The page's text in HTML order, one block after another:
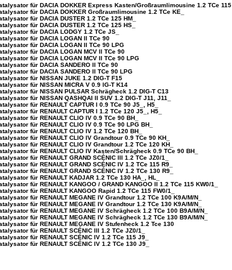
für DACIA DOKKER Express Kasten/Großraumlimousine 1.2 TCe 115
für DACIA DOKKER Großraumlimousine 1.2 TCe KE_
für DACIA DUSTER 1.2 TCe 125 HM_
für DACIA DUSTER 1.2 TCe 125 HS_
für DACIA LODGY 1.2 TCe JS_
für DACIA LOGAN II TCe 90
für DACIA LOGAN II TCe 90 LPG
für DACIA LOGAN MCV II TCe 90
für DACIA LOGAN MCV II TCe 90 LPG
für DACIA SANDERO II TCe 90
für DACIA SANDERO II TCe 90 LPG
für NISSAN JUKE 1.2 DIG-T F15
für NISSAN MICRA V 0.9 IG-T K14
für NISSAN PULSAR Schrägheck 1.2 DIG-T C13
für NISSAN QASHQAI II SUV 1.2 DIG-T J11, J11_
für RENAULT CAPTUR I 0.9 TCe 90 J5_, H5_
für RENAULT CAPTUR I 1.2 TCe 120 J5_, H5_
für RENAULT CLIO IV 0.9 TCe 90 BH_
für RENAULT CLIO IV 0.9 TCe 90 LPG BH_
für RENAULT CLIO IV 1.2 TCe 120 BH_
für RENAULT CLIO IV Grandtour 0.9 TCe 90 KH_
für RENAULT CLIO IV Grandtour 1.2 TCe 120 KH_
für RENAULT CLIO IV Kasten/Schrägheck 0.9 TCe 90 BH_
für RENAULT GRAND SCÉNIC III 1.2 TCe JZ0/1_
für RENAULT GRAND SCÉNIC IV 1.2 TCe 115 R9_
für RENAULT GRAND SCÉNIC IV 1.2 TCe 130 R9_
für RENAULT KADJAR 1.2 TCe 130 HA_, HL_
für RENAULT KANGOO / GRAND KANGOO II 1.2 TCe 115 KW0/1_
für RENAULT KANGOO Rapid 1.2 TCe 115 FW0/1_
für RENAULT MEGANE IV Grandtour 1.2 TCe 100 K9A/M/N_
für RENAULT MEGANE IV Grandtour 1.2 TCe 130 K9A/M/N_
für RENAULT MEGANE IV Schrägheck 1.2 TCe 100 B9A/M/N_
für RENAULT MEGANE IV Schrägheck 1.2 TCe 130 B9A/M/N_
für RENAULT MEGANE IV Stufenheck 1.2 Tce 130
für RENAULT SCÉNIC III 1.2 TCe JZ0/1_
für RENAULT SCÉNIC IV 1.2 TCe 115 J9_
für RENAULT SCÉNIC IV 1.2 TCe 130 J9_